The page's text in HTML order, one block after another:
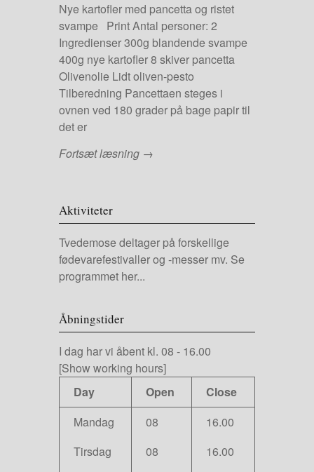
Nye kartofler med pancetta og ristet
svampe Print Antal personer: 2
Ingredienser 300g blandende svampe
400g nye kartofler 8 skiver pancetta
Olivenolie Lidt oliven-pesto
Tilberedning Pancettaen steges i
ovnen ved 180 grader på bage papir til
det er
Fortsæt læsning →
Aktiviteter
Tvedemose deltager på forskellige
fødevarefestivaller og -messer mv. Se
programmet her...
Åbningstider
I dag har vi åbent kl. 08 - 16.00
[Show working hours]
Day
Open
Close
Mandag
08
16.00
Tirsdag
08
16.00